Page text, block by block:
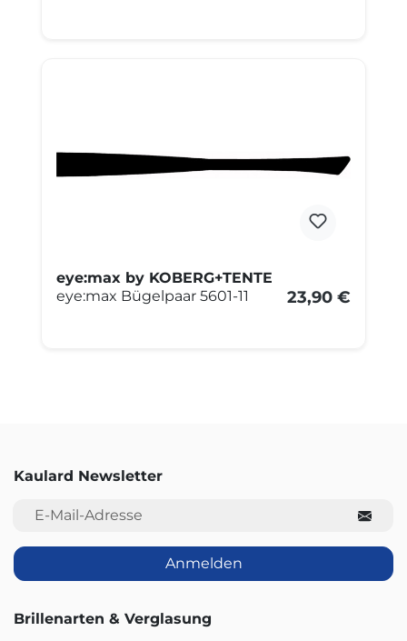
eye:max by KOBERG+TENTE
eye:max Bügelpaar 5601-11
23,90 €
Kaulard Newsletter
E-Mail-Adresse
Anmelden
Brillenarten & Verglasung